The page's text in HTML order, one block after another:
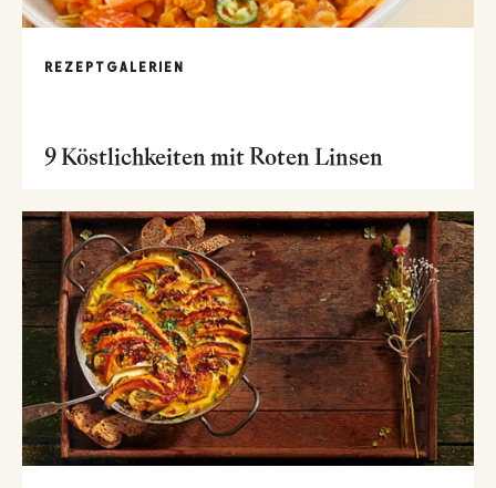
REZEPTGALERIEN
9 Köstlichkeiten mit Roten Linsen